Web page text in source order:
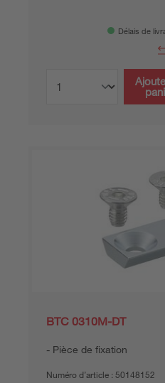
Délais de
BTC 0310M-DT
Pièce de fixation
Numéro d’article : 50148152